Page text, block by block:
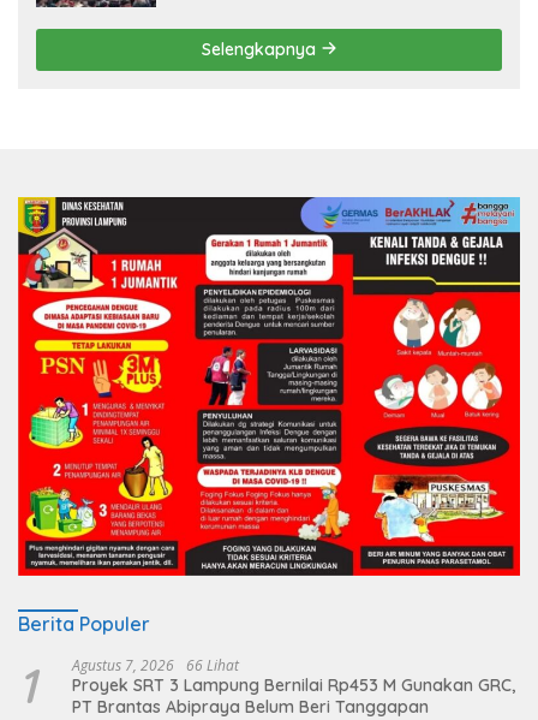
Selengkapnya
Berita Populer
1 Agustus 7, 2026 66 Lihat
Proyek SRT 3 Lampung Bernilai Rp453 M Gunakan GRC,
PT Brantas Abipraya Belum Beri Tanggapan